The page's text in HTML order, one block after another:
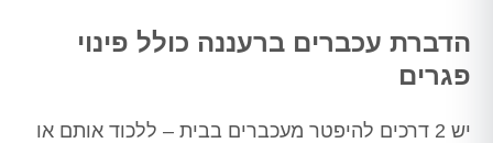
הדברת עכברים ברעננה כולל פינוי
פגרים
יש 2 דרכים להיפטר מעכברים בבית – ללכוד אותם או